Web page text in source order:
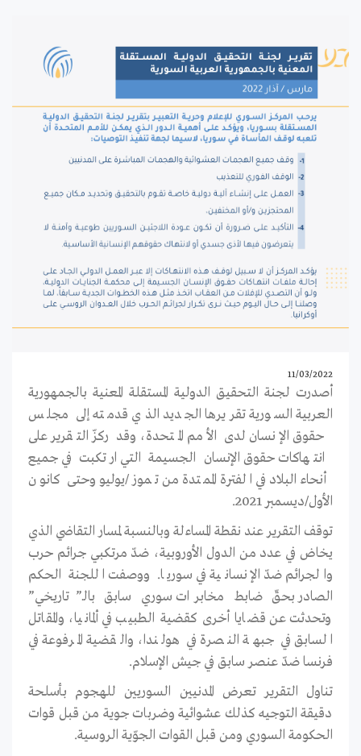
11/03/2022
أصدرت لجنة التحقيق الدولية المستقلة المعنية بالجمهورية
العربية السورية تقريرها الجديد الذي قدمته إلى مجلس
حقوق الإنسان لدى الأمم المتحدة، وقد ركزّ التقرير على
انتهاكات حقوق الإنسان الجسيمة التي ارتكبت في جميع
أنحاء البلاد في الفترة الممتدة من تموز/يوليو وحتى كانون
الأول/ديسمبر 2021.
توقف التقرير عند نقطة المساءلة وبالنسبة لمسار التقاضي الذي
يخاض في عدد من الدول الأوروبية، ضدّ مرتكبي جرائم حرب
والجرائم ضدّ الإنسانية في سوريا. ووصفت اللجنة الحكم
الصادر بحقّ ضابط مخابرات سوري سابق بالـ”تاريخي”
وتحدثت عن قضايا أخرى كقضية الطبيب في ألمانيا، والمقاتل
السابق في جبهة النصرة في هولندا، والقضية المرفوعة في
فرنسا ضدّ عنصر سابق في جيش الإسلام.
تناول التقرير تعرض المدنيين السوريين للهجوم بأسلحة
دقيقة التوجيه كذلك عشوائية وضربات جوية من قبل قوات
الحكومة السوري ومن قبل القوات الجوّية الروسية.